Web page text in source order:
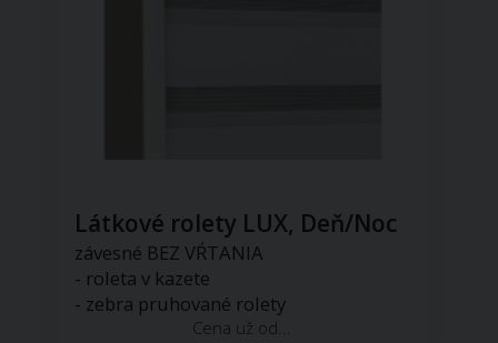
Látkové rolety LUX, Deň/Noc
závesné BEZ VŔTANIA
- roleta v kazete
- zebra pruhované rolety
Cena už od...